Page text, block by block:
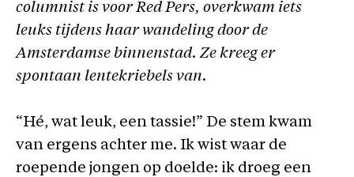
columnist is voor Red Pers, overkwam iets
leuks tijdens haar wandeling door de
Amsterdamse binnenstad. Ze kreeg er
spontaan lentekriebels van.
“Hé, wat leuk, een tassie!” De stem kwam
van ergens achter me. Ik wist waar de
roepende jongen op doelde: ik droeg een